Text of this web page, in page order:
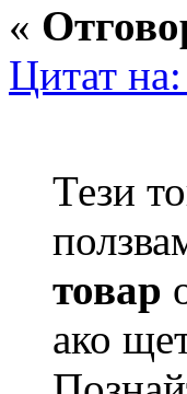
«
Цитат
Тези
товар
ако